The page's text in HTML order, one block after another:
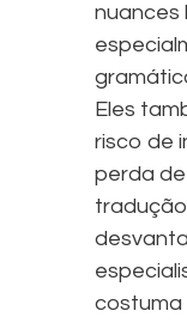
nuances
Eles
risco de
perda
costuma